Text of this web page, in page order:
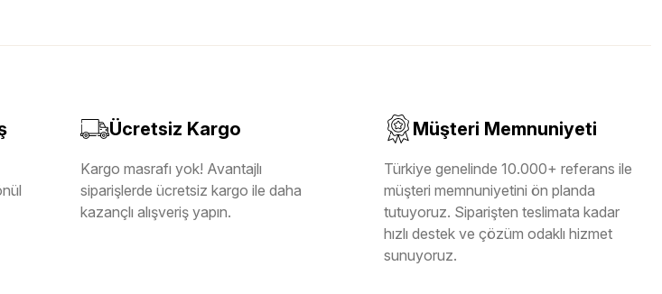
Ücretsiz Kargo
Kargo masrafı yok! Avantajlı
siparişlerde ücretsiz kargo ile daha
kazançlı alışveriş yapın.
Müşteri Memnuniyeti
Türkiye genelinde 10.000+ referans ile
müşteri memnuniyetini ön planda
tutuyoruz. Siparişten teslimata kadar
hızlı destek ve çözüm odaklı hizmet
sunuyoruz.